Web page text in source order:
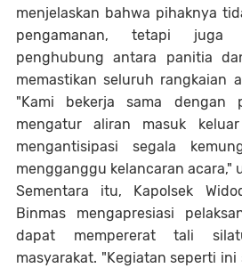
menjelaskan bahwa pihaknya
pengamanan, tetapi juga
penghubung antara panitia
memastikan seluruh rangkaian
"Kami bekerja sama dengan
mengatur aliran masuk
mengantisipasi segala
mengganggu kelancaran acara,"
Sementara itu, Kapolsek
Binmas mengapresiasi
dapat mempererat tali
masyarakat. "Kegiatan seperti